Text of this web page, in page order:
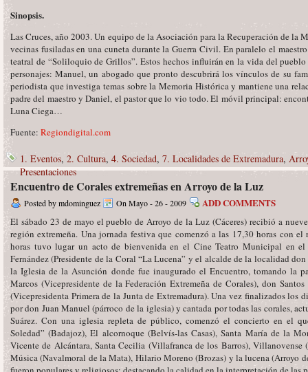
Sinopsis.
Las Cruces, año 2003. Un equipo de la Asociación para la Recuperación de la
vecinas fusiladas en una cuneta durante la Guerra Civil. En paralelo el
teatral de “Soliloquio de Grillos”. Estos hechos influirán en la vida del
personajes: Manuel, un abogado que pronto descubrirá los vínculos de su
periodista que investiga temas sobre la Memoria Histórica y mantiene una
padre del maestro y Daniel, el pastor que lo vio todo. El móvil principal:
Luna Ciega…
Fuente: Regiondigital.com
1. Eventos, 2. Cultura, 4. Sociedad, 7. Localidades de Extremadura,
Presentaciones
Encuentro de Corales extremeñas en Arroyo de la Luz
Posted by mdominguez On Mayo - 26 - 2009 ADD COMMENTS
El sábado 23 de mayo el pueblo de Arroyo de la Luz (Cáceres) recibió a
región extremeña. Una jornada festiva que comenzó a las 17,30 horas con
horas tuvo lugar un acto de bienvenida en el Cine Teatro Municipal en el
Fernández (Presidente de la Coral “La Lucena” y el alcalde de la localidad
la Iglesia de la Asunción donde fue inaugurado el Encuentro, tomando la
Marcos (Vicepresidente de la Federación Extremeña de Corales), don
(Vicepresidenta Primera de la Junta de Extremadura). Una vez finalizados los
por don Juan Manuel (párroco de la iglesia) y cantada por todas las corales,
Suárez. Con una iglesia repleta de público, comenzó el concierto en el
Soledad” (Badajoz), El alcornoque (Belvís-las Casas), Santa María de la
Vicente de Alcántara, Santa Cecilia (Villafranca de los Barros),
Música (Navalmoral de la Mata), Hilario Moreno (Brozas) y la lucena (Arroyo